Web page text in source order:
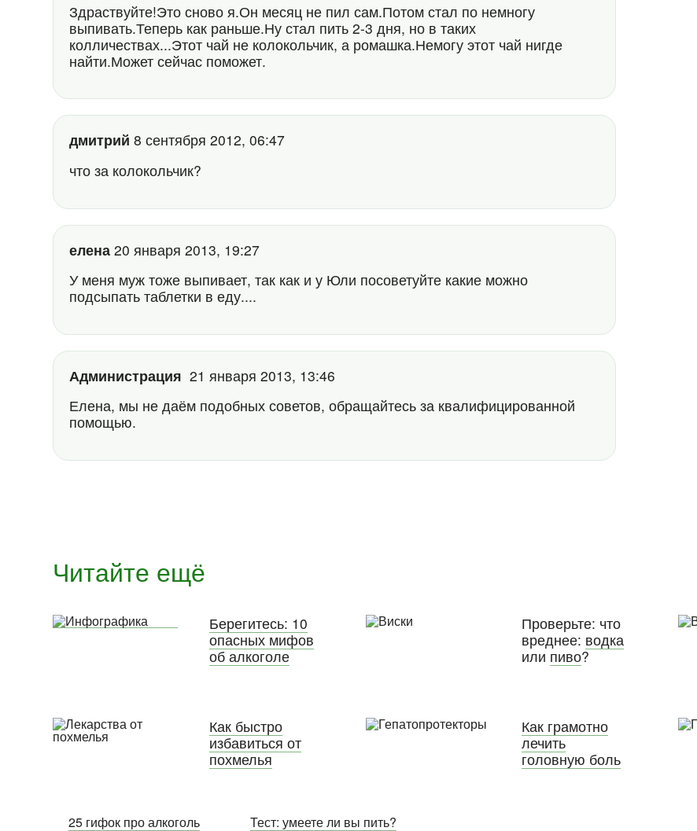
Здраствуйте!Это сново я.Он месяц не пил сам.Потом стал по немногу
выпивать.Теперь как раньше.Ну стал пить 2-3 дня, но в таких
колличествах...Этот чай не колокольчик, а ромашка.Немогу этот чай нигде
найти.Может сейчас поможет.
дмитрий 8 сентября 2012, 06:47
что за колокольчик?
елена 20 января 2013, 19:27
У меня муж тоже выпивает, так как и у Юли посоветуйте какие можно
подсыпать таблетки в еду....
Администрация 21 января 2013, 13:46
Елена, мы не даём подобных советов, обращайтесь за квалифицированной
помощью.
Читайте ещё
Берегитесь: 10
опасных мифов
об алкоголе
Проверьте: что
вреднее: водка
или пиво?
Как быстро
избавиться от
похмелья
Как грамотно
лечить
головную боль
25 гифок про алкоголь Тест: умеете ли вы пить?